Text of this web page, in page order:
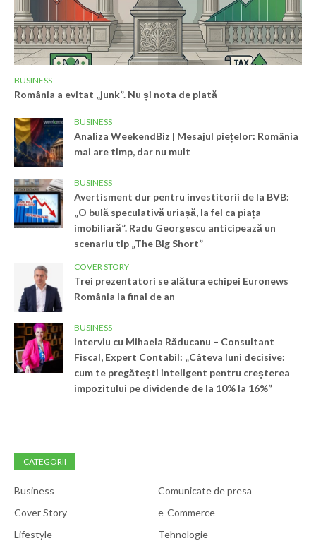
BUSINESS
România a evitat „junk”. Nu și nota de plată
BUSINESS
Analiza WeekendBiz | Mesajul piețelor: România
mai are timp, dar nu mult
BUSINESS
Avertisment dur pentru investitorii de la BVB:
„O bulă speculativă uriașă, la fel ca piața
imobiliară”. Radu Georgescu anticipează un
scenariu tip „The Big Short”
COVER STORY
Trei prezentatori se alătura echipei Euronews
România la final de an
BUSINESS
Interviu cu Mihaela Răducanu – Consultant
Fiscal, Expert Contabil: „Câteva luni decisive:
cum te pregătești inteligent pentru creșterea
impozitului pe dividende de la 10% la 16%”
CATEGORII
Business
Comunicate de presa
Cover Story
e-Commerce
Lifestyle
Tehnologie